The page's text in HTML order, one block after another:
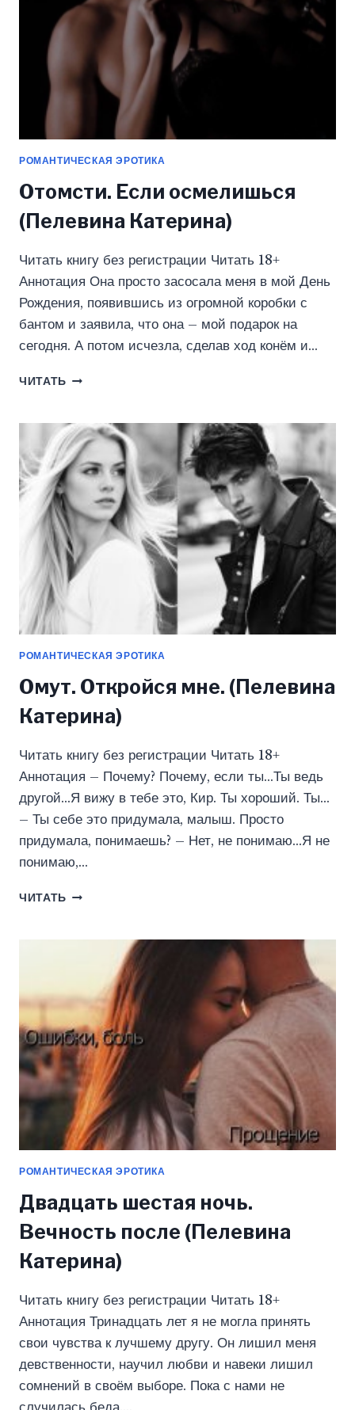
РОМАНТИЧЕСКАЯ ЭРОТИКА
Отомсти. Если осмелишься
(Пелевина Катерина)
Читать книгу без регистрации Читать 18+
Аннотация Она просто засосала меня в мой День
Рождения, появившись из огромной коробки с
бантом и заявила, что она – мой подарок на
сегодня. А потом исчезла, сделав ход конём и…
ЧИТАТЬ ОТОМСТИ.
(ПЕЛЕВИНА
КАТЕРИНА)
РОМАНТИЧЕСКАЯ ЭРОТИКА
Омут. Откройся мне. (Пелевина
Катерина)
Читать книгу без регистрации Читать 18+
Аннотация – Почему? Почему, если ты…Ты ведь
другой…Я вижу в тебе это, Кир. Ты хороший. Ты…
– Ты себе это придумала, малыш. Просто
придумала, понимаешь? – Нет, не понимаю…Я не
понимаю,…
ЧИТАТЬ ОМУТ.
(ПЕЛЕВИНА
КАТЕРИНА)
РОМАНТИЧЕСКАЯ ЭРОТИКА
Двадцать шестая ночь.
Вечность после (Пелевина
Катерина)
Читать книгу без регистрации Читать 18+
Аннотация Тринадцать лет я не могла принять
свои чувства к лучшему другу. Он лишил меня
девственности, научил любви и навеки лишил
сомнений в своём выборе. Пока с нами не